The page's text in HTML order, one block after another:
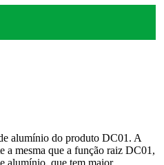
alumínio do produto DC01. A
a mesma que a função raiz DC01,